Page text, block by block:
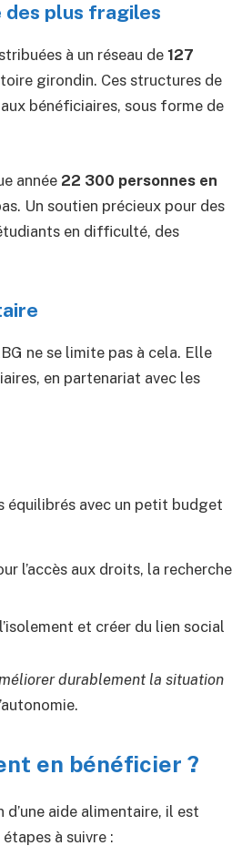
des plus fragiles
à un réseau de127
girondin. Ces structures de
bénéficiaires, sous forme de
année 22 300 personnes en
Un soutien précieux pour des
en difficulté, des
ne se limite pas à cela. Elle
en partenariat avec les
équilibrés avec un petit budget
l’accès aux droits, la recherche
et créer du lien social
durablement la situation
en bénéficier ?
aide alimentaire, il est
à suivre :